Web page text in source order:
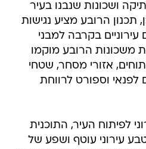
ושכונות שנבנו בעיר
תכנון הרובע מציע נגישות
עירוניים בקרבה למבני
משכונות הרובע מוקמו
אזורי מסחר, שטחי
לפנאי וספורט לרווחת
לפיתוח העיר, התוכנית
עירוני עוטף ושפע של